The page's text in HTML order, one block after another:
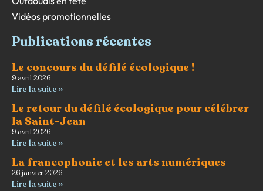
Vidéos promotionnelles
Publications récentes
Le concours du défilé écologique !
9 avril 2026
Lire la suite »
Le retour du défilé écologique pour célébrer
la Saint-Jean
9 avril 2026
Lire la suite »
La francophonie et les arts numériques
26 janvier 2026
Lire la suite »